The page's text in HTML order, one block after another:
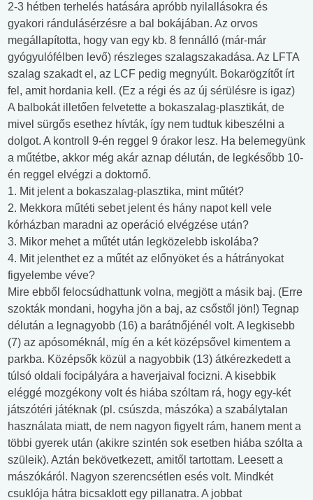
2-3 hétben terhelés hatására apróbb nyilallásokra és
gyakori rándulásérzésre a bal bokájában. Az orvos
megállapította, hogy van egy kb. 8 fennálló (már-már
gyógyulófélben levő) részleges szalagszakadása. Az LFTA
szalag szakadt el, az LCF pedig megnyúlt. Bokarögzítőt írt
fel, amit hordania kell. (Ez a régi és az új sérülésre is igaz)
A balbokát illetően felvetette a bokaszalag-plasztikát, de
mivel sürgős esethez hívták, így nem tudtuk kibeszélni a
dolgot. A kontroll 9-én reggel 9 órakor lesz. Ha belemegyünk
a műtétbe, akkor még akár aznap délután, de legkésőbb 10-
én reggel elvégzi a doktornő.
1. Mit jelent a bokaszalag-plasztika, mint műtét?
2. Mekkora műtéti sebet jelent és hány napot kell vele
kórházban maradni az operáció elvégzése után?
3. Mikor mehet a műtét után legközelebb iskolába?
4. Mit jelenthet ez a műtét az előnyöket és a hátrányokat
figyelembe véve?
Mire ebből felocsúdhattunk volna, megjött a másik baj. (Erre
szokták mondani, hogyha jön a baj, az csőstől jön!) Tegnap
délután a legnagyobb (16) a barátnőjénél volt. A legkisebb
(7) az apósoméknál, míg én a két középsővel kimentem a
parkba. Középsők közül a nagyobbik (13) átkérezkedett a
túlsó oldali focipályára a haverjaival focizni. A kisebbik
eléggé mozgékony volt és hiába szóltam rá, hogy egy-két
játszótéri játéknak (pl. csúszda, mászóka) a szabálytalan
használata miatt, de nem nagyon figyelt rám, hanem ment a
többi gyerek után (akikre szintén sok esetben hiába szólta a
szüleik). Aztán bekövetkezett, amitől tartottam. Leesett a
mászókáról. Nagyon szerencsétlen esés volt. Mindkét
csuklója hátra bicsaklott egy pillanatra. A jobbat